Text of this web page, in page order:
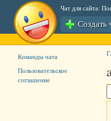
Чат для сайта:
Создать
Команды чата
Пользовательское
соглашение